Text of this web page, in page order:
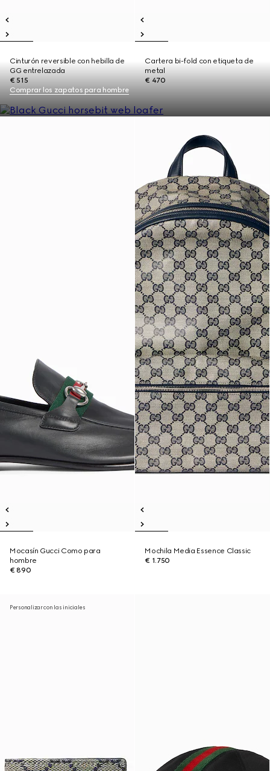
Cinturón reversible con hebilla de
GG entrelazada
€ 515
Cartera bi-fold con etiqueta de
metal
€ 470
Comprar los zapatos para hombre
Mocasín Gucci Como para
hombre
€ 890
Mochila Media Essence Classic
€ 1.750
Personalizar con las iniciales